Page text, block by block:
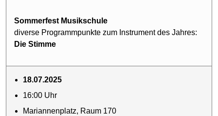
Sommerfest Musikschule
diverse Programmpunkte zum Instrument des Jahres:
Die Stimme
18.07.2025
16:00 Uhr
Mariannenplatz, Raum 170